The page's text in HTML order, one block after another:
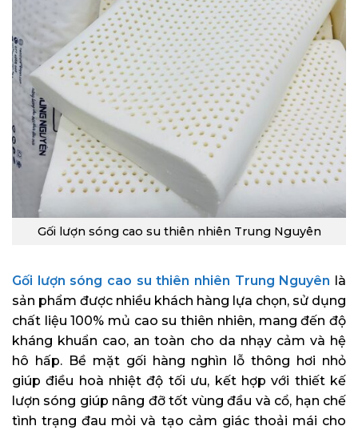
Gối lượn sóng cao su thiên nhiên Trung Nguyên
Gối lượn sóng cao su thiên nhiên Trung Nguyên là
sản phẩm được nhiều khách hàng lựa chọn, sử dụng
chất liệu 100% mủ cao su thiên nhiên, mang đến độ
kháng khuẩn cao, an toàn cho da nhạy cảm và hệ
hô hấp. Bề mặt gối hàng nghìn lỗ thông hơi nhỏ
giúp điều hoà nhiệt độ tối ưu, kết hợp với thiết kế
lượn sóng giúp nâng đỡ tốt vùng đầu và cổ, hạn chế
tình trạng đau mỏi và tạo cảm giác thoải mái cho